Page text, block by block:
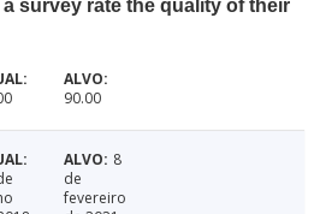
survey rate the quality of their
90.00
8
de
fevereiro